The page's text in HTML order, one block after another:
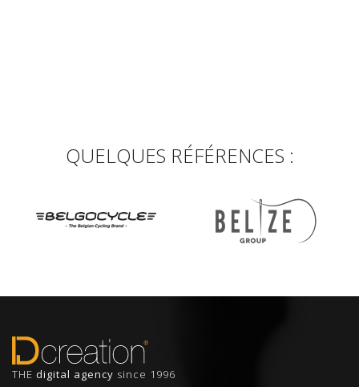
QUELQUES RÉFÉRENCES :
THE digital agency since 1996